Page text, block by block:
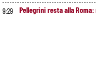
9:29
Pellegrini resta alla